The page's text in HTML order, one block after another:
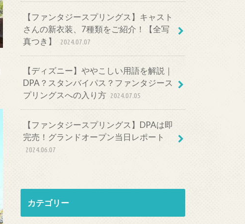
【ファンタジースプリングス】キャスト
さんの新衣装、7種類をご紹介！【全写
真つき】
2024.07.07
【ディズニー】ややこしい用語を解説｜
DPA？スタンバイパス？ファンタジース
プリングスへの入り方 2024.07.05
【ファンタジースプリングス】DPAは即
完売！グランドオープン当日レポート
2024.06.07
カテゴリー